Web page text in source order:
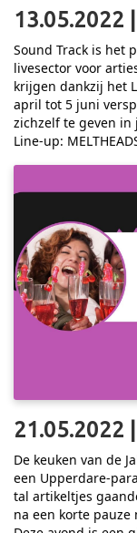
13.05.2022
Sound Track is het
livesector voor
krijgen dankzij het
april tot 5 juni
zichzelf te geven in
Line-up:
21.05.2022
De keuken van de
een Upperdare-
tal artikeltjes
na een korte